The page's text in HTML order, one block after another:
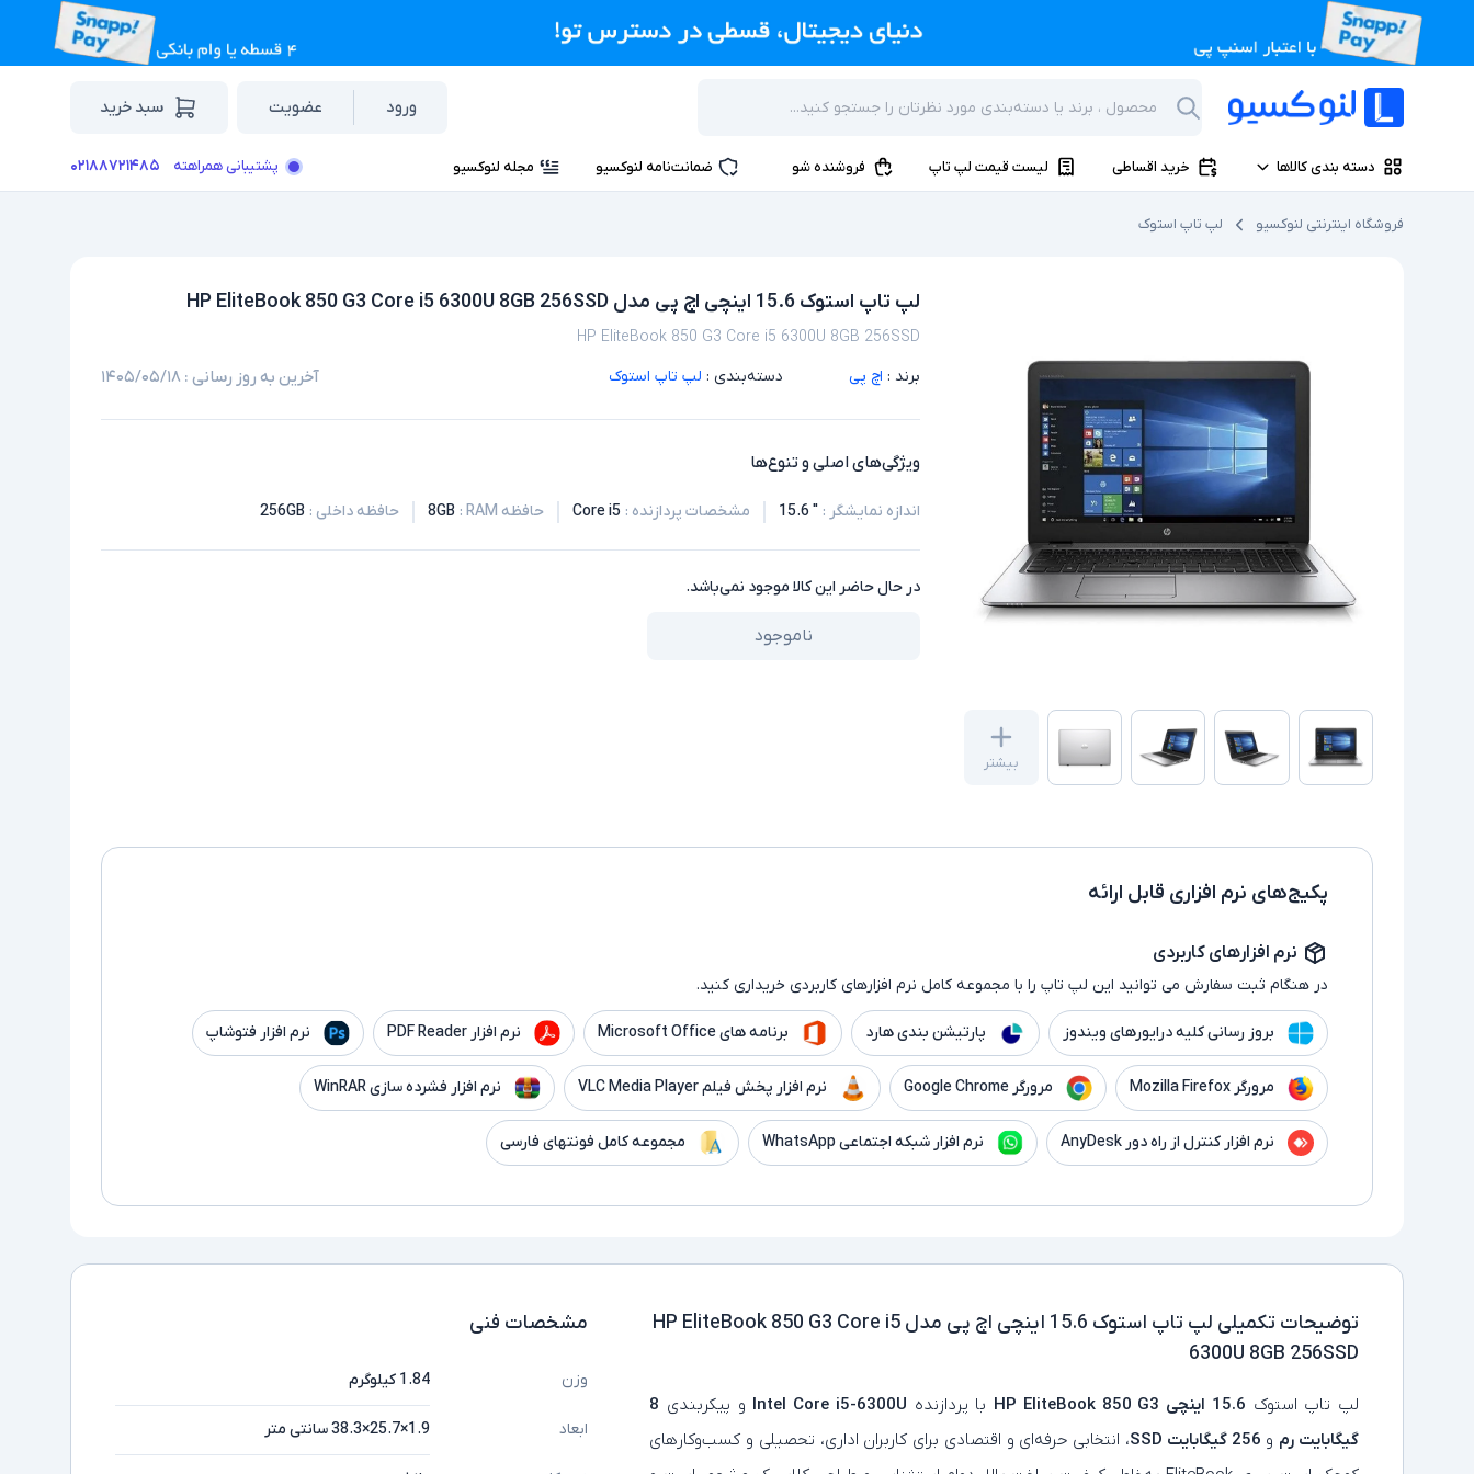
ورود عضویت سبد خرید
دسته بندی کالاها خرید اقساطی لیست قیمت لپ تاپ فروشنده شو ضمانت‌نامه لنوکسیو مجله لنوکسیو پشتیبانی همراهته ۰۲۱۸۸۷۲۱۴۸۵
فروشگاه اینترنتی لنوکسیو لپ تاپ استوک
بیشتر
لپ تاپ استوک 15.6 اینچی اچ پی مدل HP EliteBook 850 G3 Core i5 6300U 8GB 256SSD
HP EliteBook 850 G3 Core i5 6300U 8GB 256SSD
برند : اچ پی دسته‌بندی : لپ تاپ استوک آخرین به روز رسانی : ۱۴۰۵/۰۵/۱۸
ویژگی‌های اصلی و تنوع‌ها
اندازه نمایشگر :
" 15.6 مشخصات پردازنده :
Core i5 حافظه RAM :
8GB حافظه داخلی :
256GB
در حال حاضر این کالا موجود نمی‌باشد.
ناموجود
پکیج‌های نرم افزاری قابل ارائه
نرم افزارهای کاربردی
در هنگام ثبت سفارش می توانید این لپ تاپ را با مجموعه کامل نرم افزارهای کاربردی خریداری کنید.
بروز رسانی کلیه درایورهای ویندوز پارتیشن بندی هارد برنامه های Microsoft Office نرم افزار PDF Reader نرم افزار فتوشاپ
مرورگر Mozilla Firefox مرورگر Google Chrome نرم افزار پخش فیلم VLC Media Player نرم افزار فشرده سازی WinRAR
نرم افزار کنترل از راه دور AnyDesk نرم افزار شبکه اجتماعی WhatsApp مجموعه کامل فونتهای فارسی
توضیحات تکمیلی
لپ تاپ استوک 15.6 اینچی اچ پی مدل HP EliteBook 850 G3 Core i5
6300U 8GB 256SSD
لپ‌ تاپ استوک 15.6 اینچی HP EliteBook 850 G3 با پردازنده Intel Core i5-6300U و پیکربندی 8
گیگابایت رم و 256 گیگابایت SSD
، انتخابی حرفه‌ای و اقتصادی برای کاربران اداری، تحصیلی و کسب‌وکارهای
مشخصات فنی
وزن 1.84 کیلوگرم
ابعاد 1.9×25.7×38.3 سانتی‌ متر